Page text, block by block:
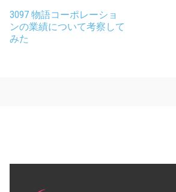
3097 物語コーポレーショ
ンの業績について考察して
みた